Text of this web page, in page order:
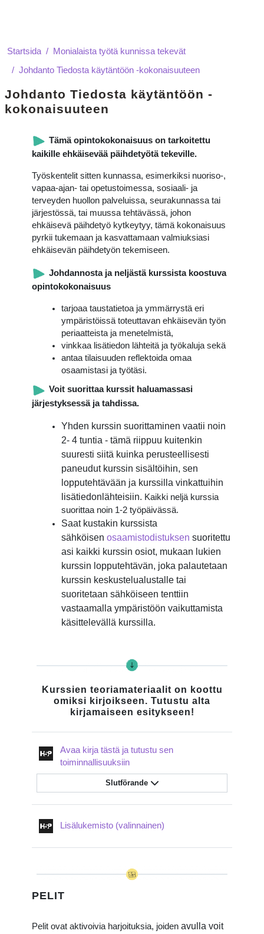
Startsida
Monialaista työtä kunnissa tekevät
Johdanto Tiedosta käytäntöön -kokonaisuuteen
Johdanto Tiedosta käytäntöön -
kokonaisuuteen
Tämä opintokokonaisuus on tarkoitettu
kaikille ehkäisevää päihdetyötä tekeville.
Työskentelit sitten kunnassa, esimerkiksi nuoriso-,
vapaa-ajan- tai opetustoimessa, sosiaali- ja
terveyden huollon palveluissa, seurakunnassa tai
järjestössä, tai muussa tehtävässä, johon
ehkäisevä päihdetyö kytkeytyy, tämä kokonaisuus
pyrkii tukemaan ja kasvattamaan valmiuksiasi
ehkäisevän päihdetyön tekemiseen.
Johdannosta ja neljästä kurssista koostuva
opintokokonaisuus
tarjoaa taustatietoa ja ymmärrystä eri
ympäristöissä toteuttavan ehkäisevän työn
periaatteista ja menetelmistä,
vinkkaa lisätiedon lähteitä ja työkaluja sekä
antaa tilaisuuden reflektoida omaa
osaamistasi ja työtäsi.
Voit suorittaa kurssit haluamassasi
järjestyksessä ja tahdissa.
Yhden kurssin suorittaminen vaatii noin
2- 4 tuntia - tämä riippuu kuitenkin
suuresti siitä kuinka perusteellisesti
paneudut kurssin sisältöihin, sen
lopputehtävään ja kurssilla vinkattuihin
lisätiedonlähteisiin. Kaikki neljä kurssia
suorittaa noin 1-2 työpäivässä.
Saat kustakin kurssista
sähköisen osaamistodistuksen suoritettu
asi kaikki kurssin osiot, mukaan lukien
kurssin lopputehtävän, joka palautetaan
kurssin keskustelualustalle tai
suoritetaan sähköiseen tenttiin
vastaamalla ympäristöön vaikuttamista
käsittelevällä kurssilla.
Kurssien teoriamateriaalit on koottu
omiksi kirjoikseen. Tutustu alta
kirjamaiseen esitykseen!
Avaa kirja tästä ja tutustu sen
toiminnallisuuksiinInteraktivt innehåll
Slutförande
Lisälukemisto (valinnainen)
PELIT
Pelit ovat aktivoivia harjoituksia, joiden avulla voit